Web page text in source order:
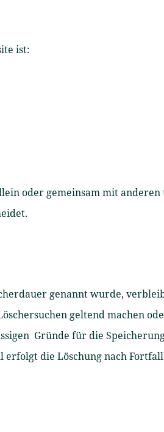
ist:
oder gemeinsam mit
genannt wurde,
geltend machen
Gründe für die
die Löschung nach